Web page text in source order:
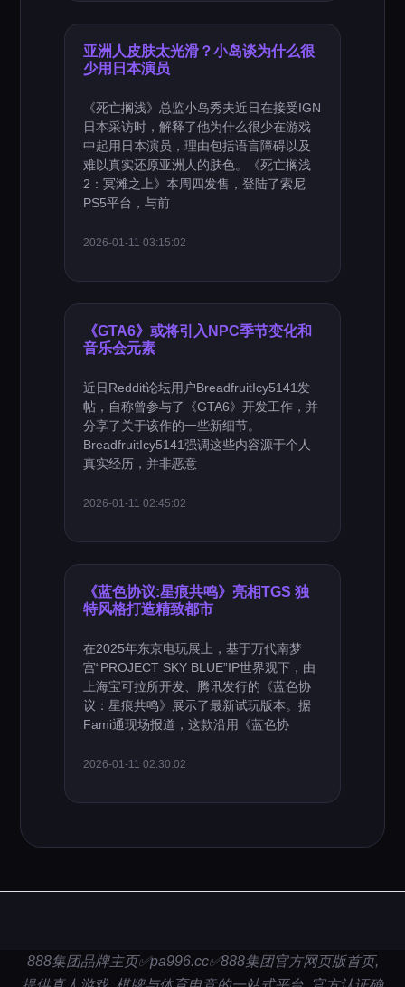
亚洲人皮肤太光滑？小岛谈为什么很
少用日本演员
《死亡搁浅》总监小岛秀夫近日在接受IGN
日本采访时，解释了他为什么很少在游戏
中起用日本演员，理由包括语言障碍以及
难以真实还原亚洲人的肤色。《死亡搁浅
2：冥滩之上》本周四发售，登陆了索尼
PS5平台，与前
2026-01-11 03:15:02
《GTA6》或将引入NPC季节变化和
音乐会元素
近日Reddit论坛用户BreadfruitIcy5141发
帖，自称曾参与了《GTA6》开发工作，并
分享了关于该作的一些新细节。
BreadfruitIcy5141强调这些内容源于个人
真实经历，并非恶意
2026-01-11 02:45:02
《蓝色协议:星痕共鸣》亮相TGS 独
特风格打造精致都市
在2025年东京电玩展上，基于万代南梦
宫“PROJECT SKY BLUE”IP世界观下，由
上海宝可拉所开发、腾讯发行的《蓝色协
议：星痕共鸣》展示了最新试玩版本。据
Fami通现场报道，这款沿用《蓝色协
2026-01-11 02:30:02
888集团品牌主页✅pa996.cc✅888集团官方网页版首页,